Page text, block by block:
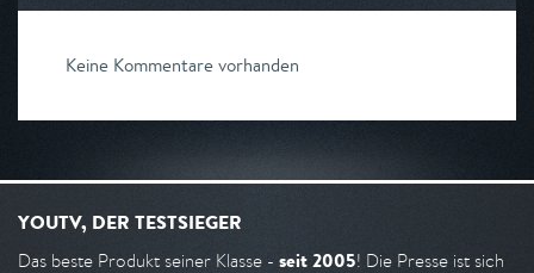
Keine Kommentare vorhanden
YOUTV, DER TESTSIEGER
Das beste Produkt seiner Klasse - seit 2005! Die Presse ist sich